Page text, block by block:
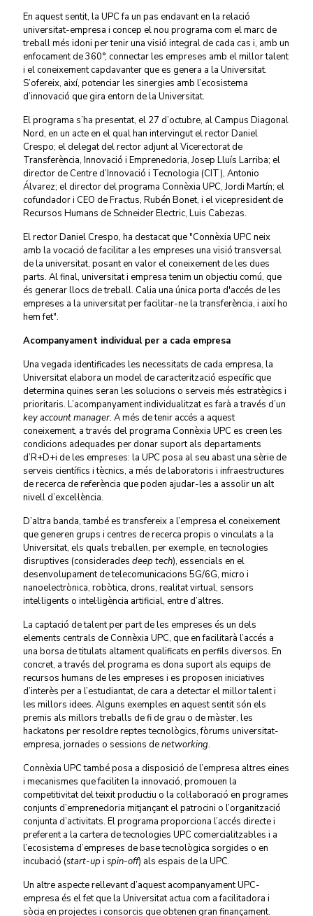
En aquest sentit, la UPC fa un pas endavant en la relació
universitat-empresa i concep el nou programa com el marc de
treball més idoni per tenir una visió integral de cada cas i, amb un
enfocament de 360°, connectar les empreses amb el millor talent
i el coneixement capdavanter que es genera a la Universitat.
S’ofereix, així, potenciar les sinergies amb l’ecosistema
d’innovació que gira entorn de la Universitat.
El programa s’ha presentat, el 27 d’octubre, al Campus Diagonal
Nord, en un acte en el qual han intervingut el rector Daniel
Crespo; el delegat del rector adjunt al Vicerectorat de
Transferència, Innovació i Emprenedoria, Josep Lluís Larriba; el
director de Centre d’Innovació i Tecnologia (CIT), Antonio
Álvarez; el director del programa Connèxia UPC, Jordi Martín; el
cofundador i CEO de Fractus, Rubén Bonet, i el vicepresident de
Recursos Humans de Schneider Electric, Luis Cabezas.
El rector Daniel Crespo, ha destacat que "Connèxia UPC neix
amb la vocació de facilitar a les empreses una visió transversal
de la universitat, posant en valor el coneixement de les dues
parts. Al final, universitat i empresa tenim un objectiu comú, que
és generar llocs de treball. Calia una única porta d'accés de les
empreses a la universitat per facilitar-ne la transferència, i així ho
hem fet".
Acompanyament individual per a cada empresa
Una vegada identificades les necessitats de cada empresa, la
Universitat elabora un model de caracterització específic que
determina quines seran les solucions o serveis més estratègics i
prioritaris. L’acompanyament individualitzat es farà a través d’un
key account manager. A més de tenir accés a aquest
coneixement, a través del programa Connèxia UPC es creen les
condicions adequades per donar suport als departaments
d’R+D+i de les empreses: la UPC posa al seu abast una sèrie de
serveis científics i tècnics, a més de laboratoris i infraestructures
de recerca de referència que poden ajudar-les a assolir un alt
nivell d’excel·lència.
D’altra banda, també es transfereix a l’empresa el coneixement
que generen grups i centres de recerca propis o vinculats a la
Universitat, els quals treballen, per exemple, en tecnologies
disruptives (considerades deep tech), essencials en el
desenvolupament de telecomunicacions 5G/6G, micro i
nanoelectrònica, robòtica, drons, realitat virtual, sensors
intel·ligents o intel·ligència artificial, entre d’altres.
La captació de talent per part de les empreses és un dels
elements centrals de Connèxia UPC, que en facilitarà l’accés a
una borsa de titulats altament qualificats en perfils diversos. En
concret, a través del programa es dona suport als equips de
recursos humans de les empreses i es proposen iniciatives
d’interès per a l’estudiantat, de cara a detectar el millor talent i
les millors idees. Alguns exemples en aquest sentit són els
premis als millors treballs de fi de grau o de màster, les
hackatons per resoldre reptes tecnològics, fòrums universitat-
empresa, jornades o sessions denetworking.
Connèxia UPC també posa a disposició de l’empresa altres eines
i mecanismes que faciliten la innovació, promouen la
competitivitat del teixit productiu o la col·laboració en programes
conjunts d’emprenedoria mitjançant el patrocini o l’organització
conjunta d’activitats. El programa proporciona l’accés directe i
preferent a la cartera de tecnologies UPC comercialitzables i a
l’ecosistema d’empreses de base tecnològica sorgides o en
incubació (start-up i spin-off) als espais de la UPC.
Un altre aspecte rellevant d’aquest acompanyament UPC-
empresa és el fet que la Universitat actua com a facilitadora i
sòcia en projectes i consorcis que obtenen gran finançament.